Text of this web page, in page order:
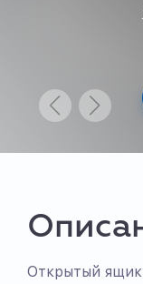
Открытый ящик